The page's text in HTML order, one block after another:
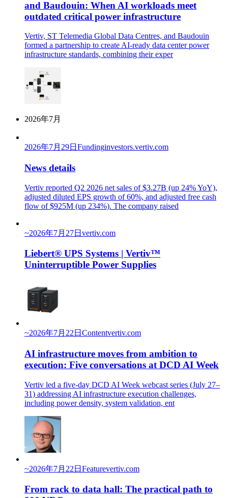
and Baudouin: When AI workloads meet
outdated critical power infrastructure
Vertiv, ST Telemedia Global Data Centres, and Baudouin
formed a partnership to create AI-ready data center power
infrastructure standards, combining their exper
2026年7月
2026年7月29日 Fundinginvestors.vertiv.com
News details
Vertiv reported Q2 2026 net sales of $3.27B (up 24% YoY),
adjusted diluted EPS growth of 60%, and adjusted free cash
flow of $925M (up 234%). The company raised
~2026年7月27日 vertiv.com
Liebert® UPS Systems | Vertiv™
Uninterruptible Power Supplies
~2026年7月22日 Contentvertiv.com
AI infrastructure moves from ambition to
execution: Five conversations at DCD AI Week
Vertiv led a five-day DCD AI Week webcast series (July 27–
31) addressing AI infrastructure execution challenges,
including power density, system validation, ent
~2026年7月22日 Featurevertiv.com
From rack to data hall: The practical path to